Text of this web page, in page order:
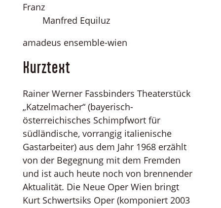
Franz
Manfred Equiluz
amadeus ensemble-wien
Kurztext
Rainer Werner Fassbinders Theaterstück
„Katzelmacher“ (bayerisch-
österreichisches Schimpfwort für
südländische, vorrangig italienische
Gastarbeiter) aus dem Jahr 1968 erzählt
von der Begegnung mit dem Fremden
und ist auch heute noch von brennender
Aktualität. Die Neue Oper Wien bringt
Kurt Schwertsiks Oper (komponiert 2003